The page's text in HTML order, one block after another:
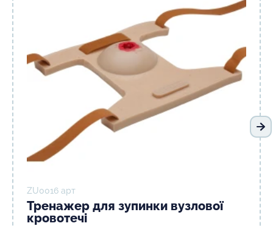
ZU0016 арт
Тренажер для зупинки вузлової
кровотечі